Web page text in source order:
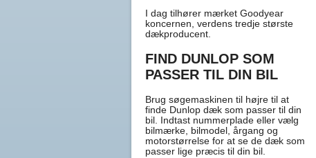
I dag tilhører mærket Goodyear
koncernen, verdens tredje største
dækproducent.
FIND DUNLOP SOM
PASSER TIL DIN BIL
Brug søgemaskinen til højre til at
finde Dunlop dæk som passer til din
bil. Indtast nummerplade eller vælg
bilmærke, bilmodel, årgang og
motorstørrelse for at se de dæk som
passer lige præcis til din bil.